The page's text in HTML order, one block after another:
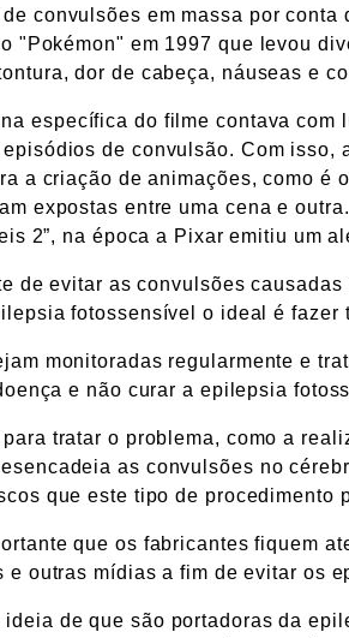
convulsões em massa por conta
"Pokémon" em 1997 que levou
dor de cabeça, náuseas e
específica do filme contava com
de convulsão. Com isso,
a criação de animações, como é
expostas entre uma cena e
2”, na época a Pixar emitiu um
de evitar as convulsões
fotossensível o ideal é fazer
monitoradas regularmente e
e não curar a epilepsia
tratar o problema, como a
as convulsões no
que este tipo de procedimento
que os fabricantes fiquem
e outras mídias a fim de evitar os
de que são portadoras da